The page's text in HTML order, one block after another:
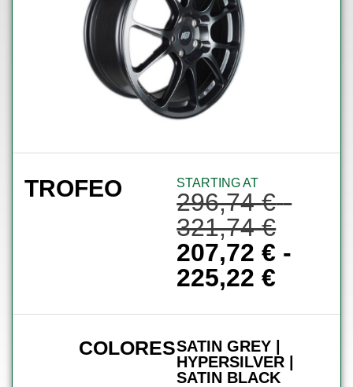
TROFEO STARTING AT
296,74€ -
321,74€
207,72€ -
225,22€
COLORESSATIN GREY |
HYPERSILVER |
SATIN BLACK